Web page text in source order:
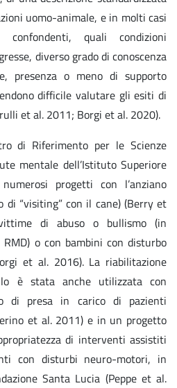
uomo-animale, e in molti casi
quali condizioni
diverso grado di conoscenza
presenza o meno di supporto
difficile valutare gli esiti di
et al. 2011; Borgi et al. 2020).
di Riferimento per le Scienze
mentale dell’Istituto Superiore
progetti con l’anziano
di “visiting” con il cane) (Berry et
di abuso o bullismo (in
o con bambini con disturbo
et al. 2016). La riabilitazione
è stata anche utilizzata con
di presa in carico di pazienti
et al. 2011) e in un progetto
di interventi assistiti
con disturbi neuro-motori, in
Santa Lucia (Peppe et al.